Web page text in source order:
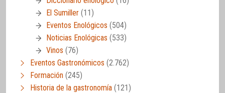
El Sumiller (11)
Eventos Enológicos (504)
Noticias Enológicas (533)
Vinos (76)
Eventos Gastronómicos (2.762)
Formación (245)
Historia de la gastronomía (121)